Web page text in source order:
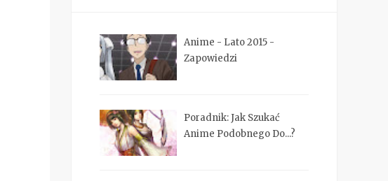
Anime - Lato 2015 -
Zapowiedzi
Poradnik: Jak Szukać
Anime Podobnego Do...?